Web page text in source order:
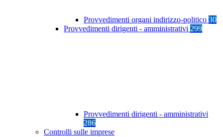
Provvedimenti organi indirizzo-politico 30
Provvedimenti dirigenti - amministrativi 299
Provvedimenti dirigenti - amministrativi
286
Controlli sulle imprese